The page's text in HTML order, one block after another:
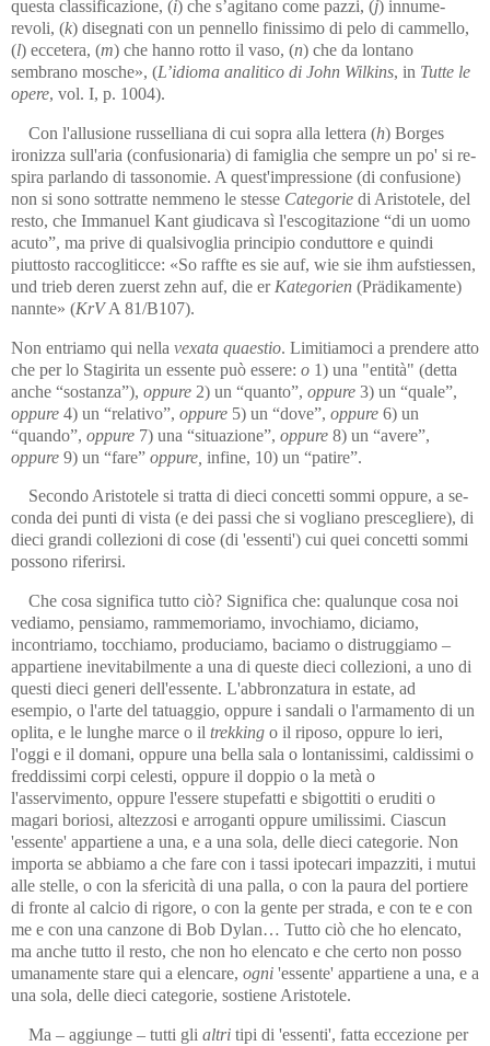
questa classificazione, (i) che s’agitano come pazzi, (j) innu­me­
revoli, (k) disegnati con un pennello finissimo di pelo di cam­mello,
(l) eccetera, (m) che hanno rotto il vaso, (n) che da lontano
sembrano mosche», (L’idioma analitico di John Wilkins, in Tutte le
opere, vol. I, p. 1004).
Con l'allusione russelliana di cui sopra alla lettera (h) Borges
ironiz­za sull'aria (confusionaria) di famiglia che sempre un po' si re­
spi­ra par­lando di tassonomie. A quest'impressione (di confusione)
non si sono sottratte nemmeno le stesse Categorie di Aristotele, del
resto, che Im­manuel Kant giudicava sì l'escogitazione “di un uomo
acuto”, ma pri­ve di qualsivoglia principio conduttore e quindi
piuttosto rac­co­gli­tic­ce: «So raffte es sie auf, wie sie ihm aufstiessen,
und trieb deren zuerst zehn auf, die er Kategorien (Prädikamente)
nannte» (KrVA 81/B107).
Non entriamo qui nella vexata quaestio. Limitiamoci a prendere atto
che per lo Stagirita un essente può essere: o 1) una "entità" (detta
anche “sostanza”), oppure 2) un “quanto”, oppure 3) un “quale”,
oppure 4) un “relativo”, oppure 5) un “dove”, oppure 6) un
“quando”, oppure 7) una “situazione”, oppure 8) un “avere”,
oppure 9) un “fare” oppure, infine, 10) un “patire”.
Secondo Aristotele si tratta di dieci concetti sommi oppure, a se­
conda dei punti di vista (e dei passi che si vogliano prescegliere), di
die­ci grandi collezioni di cose (di 'essenti') cui quei concetti sommi
pos­sono riferirsi.
Che cosa significa tutto ciò? Significa che: qualunque cosa noi
ve­diamo, pensiamo, rammemoriamo, invochiamo, diciamo,
incontriamo, tocchiamo, produciamo, baciamo o distruggiamo –
appartiene inevita­bil­mente a una di queste dieci collezioni, a uno di
questi dieci generi dell'essente. L'abbronzatura in estate, ad
esempio, o l'arte del tatuaggio, oppure i sandali o l'armamento di un
oplita, e le lunghe marce o il trekking o il riposo, oppure lo ieri,
l'oggi e il domani, oppure una bella sala o lontanissimi, caldissimi o
freddissimi corpi celesti, oppure il doppio o la metà o
l'asservimento, oppure l'essere stupefatti e sbigottiti o eruditi o
magari boriosi, altezzosi e arroganti oppure umilissimi. Ciascun
'essente' appartiene a una, e a una sola, delle dieci categorie. Non
importa se abbiamo a che fare con i tassi ipotecari impazziti, i mutui
alle stelle, o con la sfericità di una palla, o con la paura del portiere
di fronte al calcio di rigore, o con la gente per strada, e con te e con
me e con una canzone di Bob Dylan… Tutto ciò che ho elencato,
ma anche tutto il resto, che non ho elencato e che certo non posso
umanamente stare qui a elencare, ogni 'essente' appartiene a una, e a
una sola, delle dieci categorie, sostiene Aristotele.
Ma – aggiunge – tutti gli altri tipi di 'essenti', fatta eccezione per